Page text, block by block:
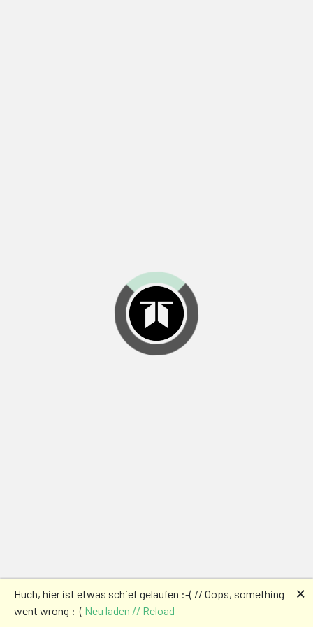
Huch, hier ist etwas schief gelaufen :-( // Oops, something
went wrong :-( Neu laden // Reload
🗙